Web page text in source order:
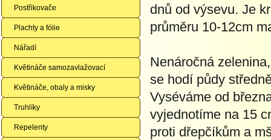
Postřikovače
Plachty a fólie
Nářadí
Květináče samozavlažovací
Květináče, obaly a misky
Truhlíky
Repelenty
dnů od výsevu. Je
průměru 10-12cm
Nenáročná
se hodí půdy
Vyséváme od
vyjednotíme na 15
proti dřepčíkům a